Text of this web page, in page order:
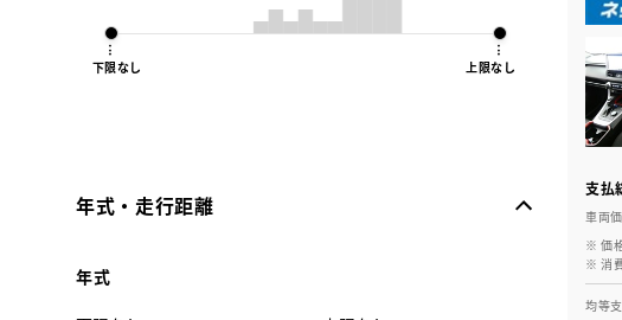
下限なし 上限なし
年式・走行距離
年式
支払
車両
※ 価
※ 消
均等